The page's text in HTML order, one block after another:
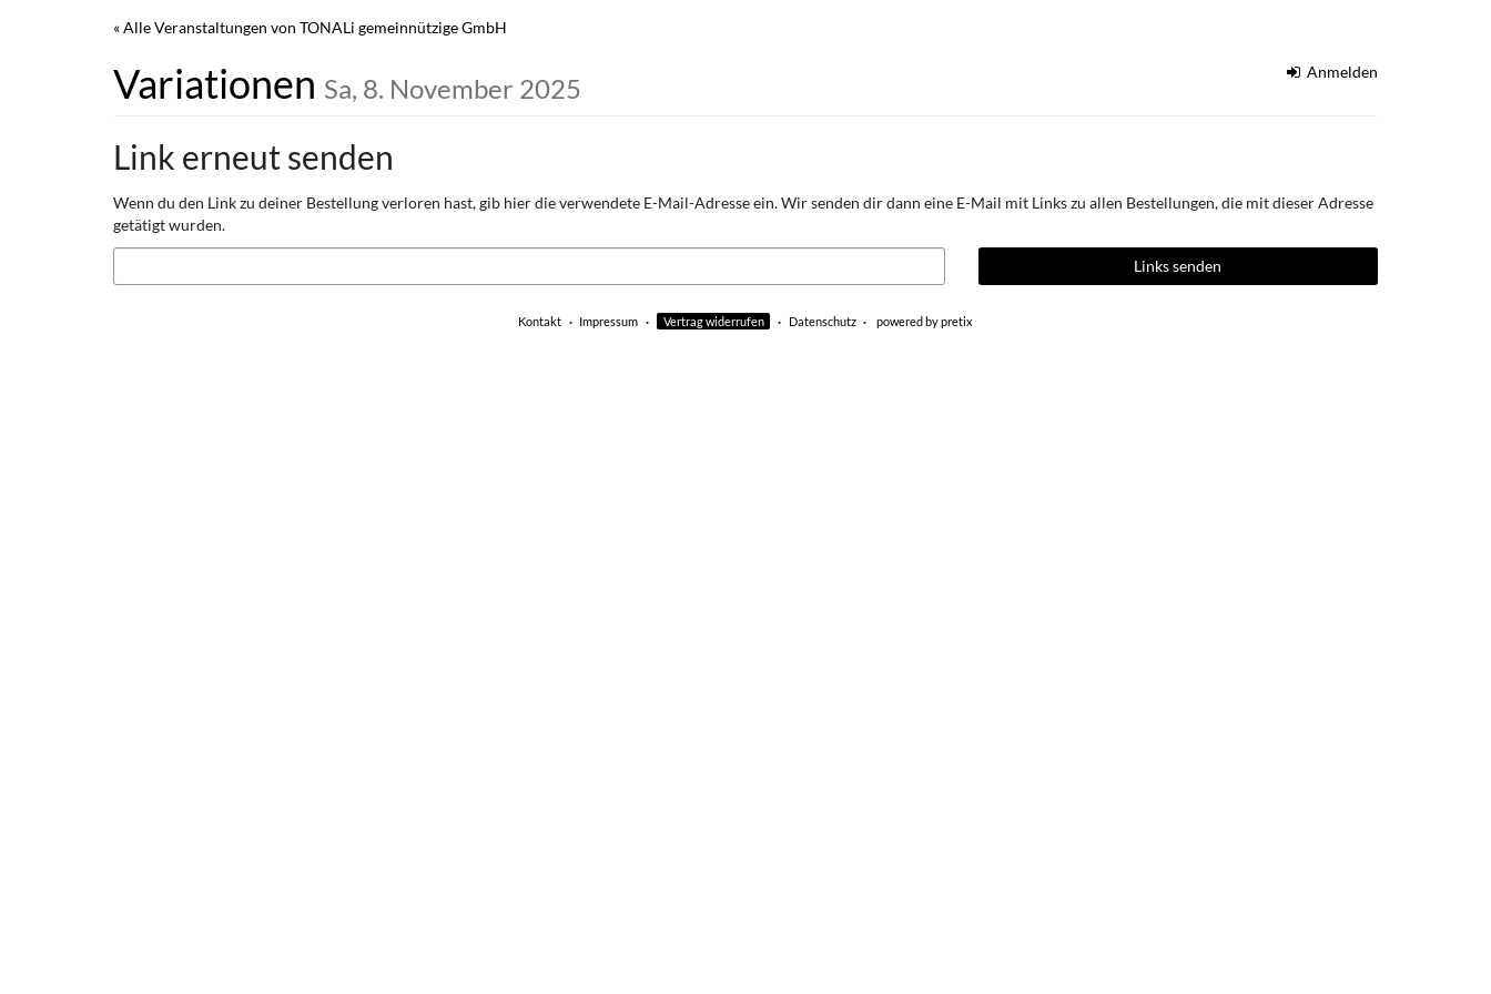
« Alle Veranstaltungen von TONALi gemeinnützige GmbH
Variationen Sa, 8. November 2025
Anmelden
Link erneut senden
Wenn du den Link zu deiner Bestellung verloren hast, gib hier die verwendete E-Mail-Adresse ein. Wir senden dir dann eine E-Mail mit Links zu allen Bestellungen, die mit dieser Adresse
getätigt wurden.
E-
Mail
Links senden
Kontakt Impressum Vertrag widerrufen Datenschutz powered by pretix